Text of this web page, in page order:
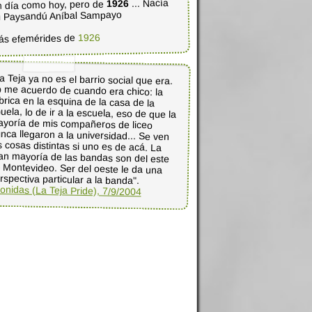
día como hoy, pero de 1926 ... Nacía
Paysandú Aníbal Sampayo
efemérides de 1926
Teja ya no es el barrio social que era.
me acuerdo de cuando era chico: la
en la esquina de la casa de la
lo de ir a la escuela, eso de que la
de mis compañeros de liceo
llegaron a la universidad... Se ven
cosas distintas si uno es de acá. La
mayoría de las bandas son del este
Montevideo. Ser del oeste le da una
particular a la banda".
(La Teja Pride), 7/9/2004